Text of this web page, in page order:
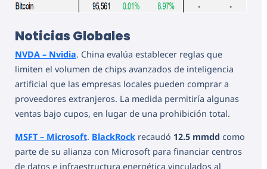
Noticias Globales
NVDA – Nvidia. China evalúa establecer reglas que
limiten el volumen de chips avanzados de inteligencia
artificial que las empresas locales pueden comprar a
proveedores extranjeros. La medida permitiría algunas
ventas bajo cupos, en lugar de una prohibición total.
MSFT – Microsoft. BlackRock recaudó 12.5 mmdd como
parte de su alianza con Microsoft para financiar centros
de datos e infraestructura energética vinculados al